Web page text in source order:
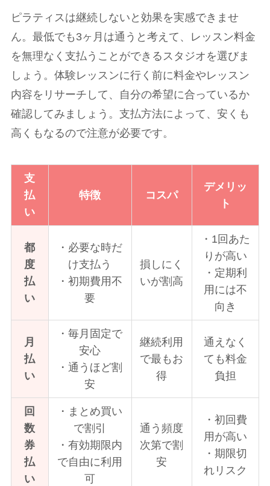
ピラティスは継続しないと効果を実感できませ
ん。最低でも3ヶ月は通うと考えて、レッスン料金
を無理なく支払うことができるスタジオを選びま
しょう。体験レッスンに行く前に料金やレッスン
内容をリサーチして、自分の希望に合っているか
確認してみましょう。支払方法によって、安くも
高くもなるので注意が必要です。
支
払
い
特徴 コスパ
デメリッ
ト
都
度
払
い
・必要な時だ
け支払う
・初期費用不
要
損しにく
いが割高
・1回あた
りが高い
・定期利
用には不
向き
月
払
い
・毎月固定で
安心
・通うほど割
安
継続利用
で最もお
得
通えなく
ても料金
負担
回
数
券
払
い
・まとめ買い
で割引
・有効期限内
で自由に利用
可
通う頻度
次第で割
安
・初回費
用が高い
・期限切
れリスク